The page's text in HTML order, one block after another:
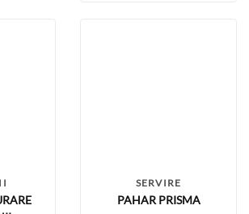
SERVIRE
PAHAR PRISMA